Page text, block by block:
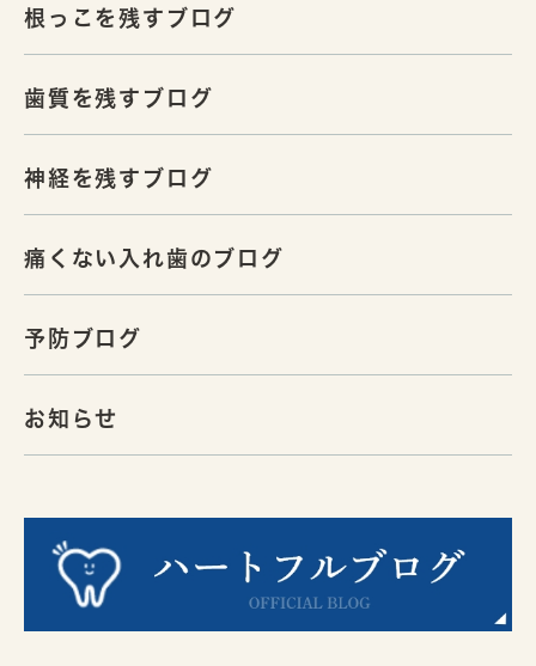
根っこを残すブログ
歯質を残すブログ
神経を残すブログ
痛くない入れ歯のブログ
予防ブログ
お知らせ